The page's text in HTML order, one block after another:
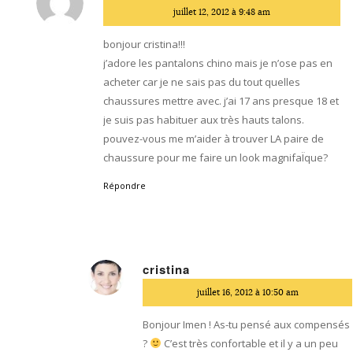
:
juillet 12, 2012 à 9:48 am
bonjour cristina!!!
j’adore les pantalons chino mais je n’ose pas en
acheter car je ne sais pas du tout quelles
chaussures mettre avec. j’ai 17 ans presque 18 et
je suis pas habituer aux très hauts talons.
pouvez-vous me m’aider à trouver LA paire de
chaussure pour me faire un look magnifaÏque?
Répondre
cristina
juillet 16, 2012 à 10:50 am
Bonjour Imen ! As-tu pensé aux compensés
?
C’est très confortable et il y a un peu